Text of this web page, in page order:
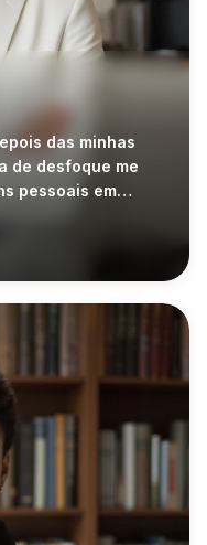
das minhas
de desfoque me
pessoais em